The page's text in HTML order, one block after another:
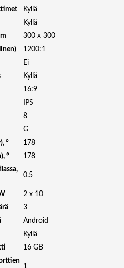
m
Kyllä
Kyllä
300 x 300
1200:1
Ei
Kyllä
16:9
IPS
8
G
°
178
°
178
0.5
2 x 10
3
Android
Kyllä
16 GB
1